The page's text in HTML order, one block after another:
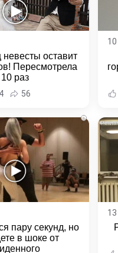
невесты оставит
Пересмотрела
10 раз
56
i
пару секунд, но
в шоке от